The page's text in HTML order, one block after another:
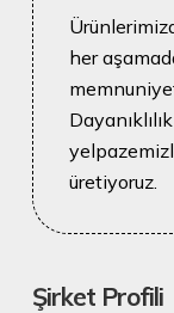
her
üretiyoruz.
Şirket Profili